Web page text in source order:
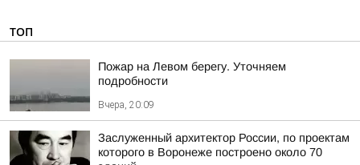
ТОП
Пожар на Левом берегу. Уточняем
подробности
Вчера, 20:09
Заслуженный архитектор России, по проектам
которого в Воронеже построено около 70